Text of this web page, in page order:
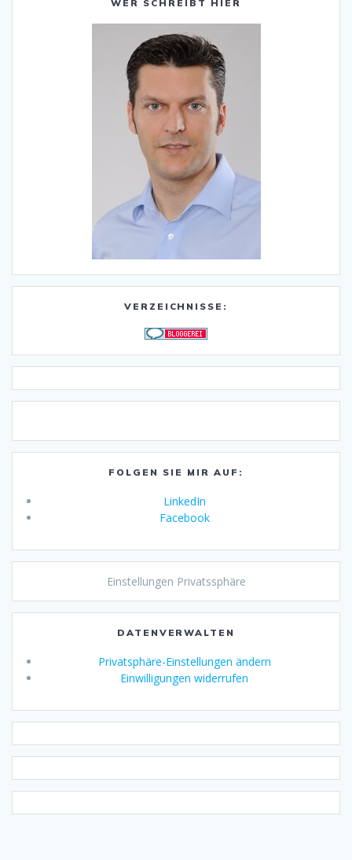
WER SCHREIBT HIER
VERZEICHNISSE:
FOLGEN SIE MIR AUF:
LinkedIn
Facebook
Einstellungen Privatssphäre
DATENVERWALTEN
Privatsphäre-Einstellungen ändern
Einwilligungen widerrufen